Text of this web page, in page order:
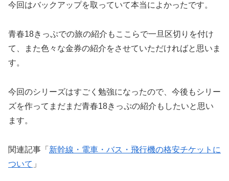
今回はバックアップを取っていて本当によかったです。
青春18きっぷでの旅の紹介もここらで一旦区切りを付け
て、また色々な金券の紹介をさせていただければと思いま
す。
今回のシリーズはすごく勉強になったので、今後もシリー
ズを作ってまだまだ青春18きっぷの紹介もしたいと思い
ます。
関連記事「 新幹線・電車・バス・飛行機の格安チケットに
ついて 」